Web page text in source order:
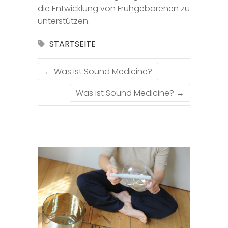
die Entwicklung von Frühgeborenen zu
unterstützen.
STARTSEITE
← Was ist Sound Medicine?
Was ist Sound Medicine? →